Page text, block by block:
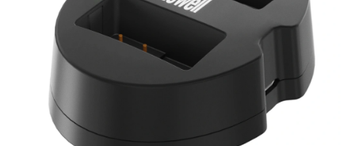
hviezdičiek.